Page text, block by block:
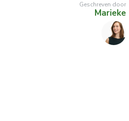
Geschreven door
Marieke